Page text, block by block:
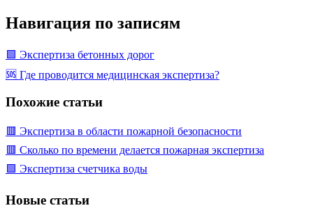
Навигация по записям
🟩 Экспертиза бетонных дорог
🆘 Где проводится медицинская экспертиза?
Похожие статьи
🟥 Экспертиза в области пожарной безопасности
🟥 Сколько по времени делается пожарная экспертиза
🟩 Экспертиза счетчика воды
Новые статьи